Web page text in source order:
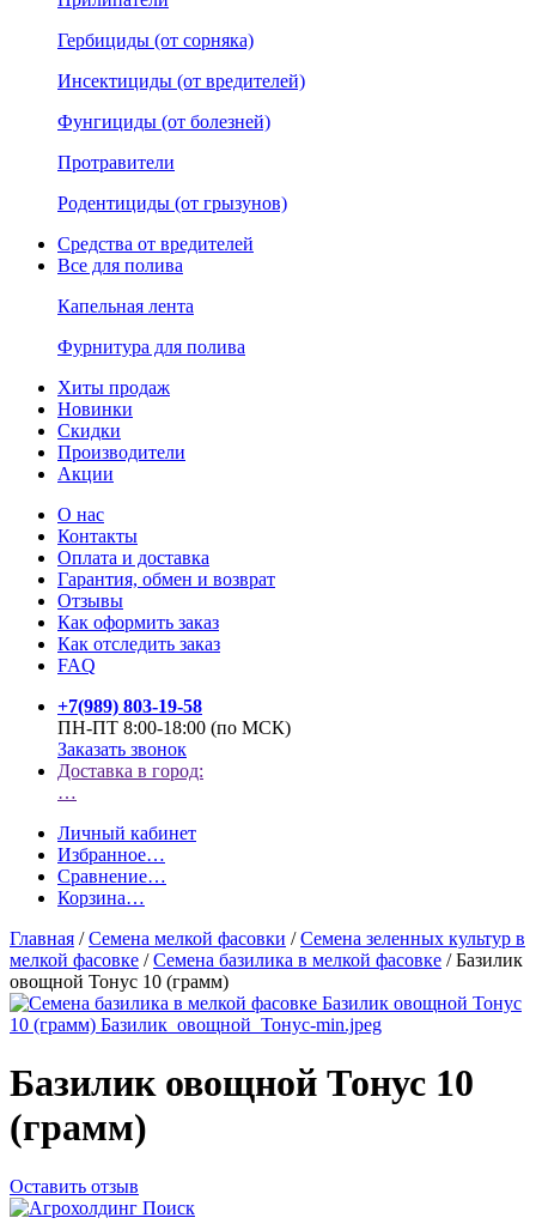
Гербициды (от сорняка)
Инсектициды (от вредителей)
Фунгициды (от болезней)
Протравители
Родентициды (от грызунов)
Средства от вредителей
Все для полива
Капельная лента
Фурнитура для полива
Хиты продаж
Новинки
Скидки
Производители
Акции
О нас
Контакты
Оплата и доставка
Гарантия, обмен и возврат
Отзывы
Как оформить заказ
Как отследить заказ
FAQ
+7(989) 803-19-58
ПН-ПТ 8:00-18:00 (по МСК)
Заказать звонок
Доставка в город:
…
Личный кабинет
Избранное…
Сравнение…
Корзина…
Главная /Семена мелкой фасовки /Семена зеленных культур в
мелкой фасовке /Семена базилика в мелкой фасовке /Базилик
овощной Тонус 10 (грамм)
Базилик овощной Тонус 10
(грамм)
Оставить отзыв